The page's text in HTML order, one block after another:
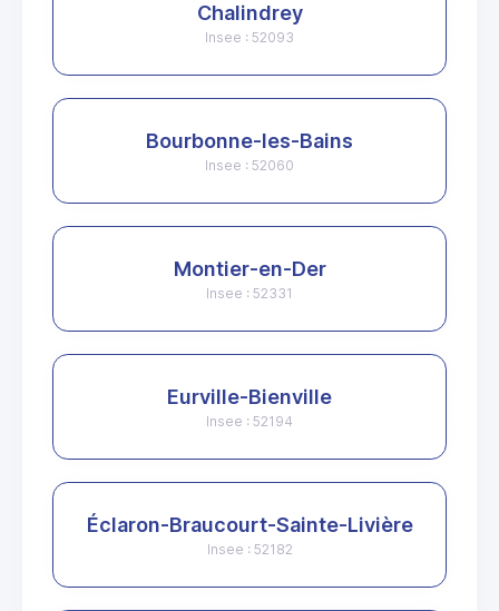
Chalindrey
Insee : 52093
Bourbonne-les-Bains
Insee : 52060
Montier-en-Der
Insee : 52331
Eurville-Bienville
Insee : 52194
Éclaron-Braucourt-Sainte-Livière
Insee : 52182